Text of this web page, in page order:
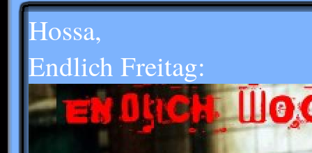
Hossa,
Endlich Freitag: